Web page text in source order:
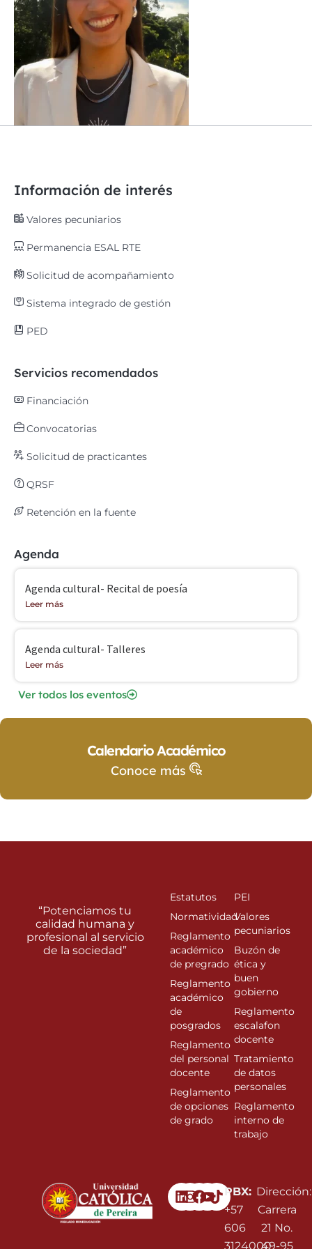
Información de interés
Valores pecuniarios
Permanencia ESAL RTE
Solicitud de acompañamiento
Sistema integrado de gestión
PED
Servicios recomendados
Financiación
Convocatorias
Solicitud de practicantes
QRSF
Retención en la fuente
Agenda
Agenda cultural- Recital de poesía
Leer más
Agenda cultural- Talleres
Leer más
Ver todos los eventos
Calendario Académico
Conoce más
Linkedin
Instagram
Facebook
Youtube
PBX:
+57
606
3124000
Dirección:
Carrera
21 No.
49-95
“Potenciamos tu
calidad humana y
profesional al servicio
de la sociedad”
Estatutos
Normatividad
Reglamento
académico
de pregrado
Reglamento
académico
de
posgrados
Reglamento
del personal
docente
Reglamento
de opciones
de grado
PEI
Valores
pecuniarios
Buzón de
ética y
buen
gobierno
Reglamento
escalafon
docente
Tratamiento
de datos
personales
Reglamento
interno de
trabajo